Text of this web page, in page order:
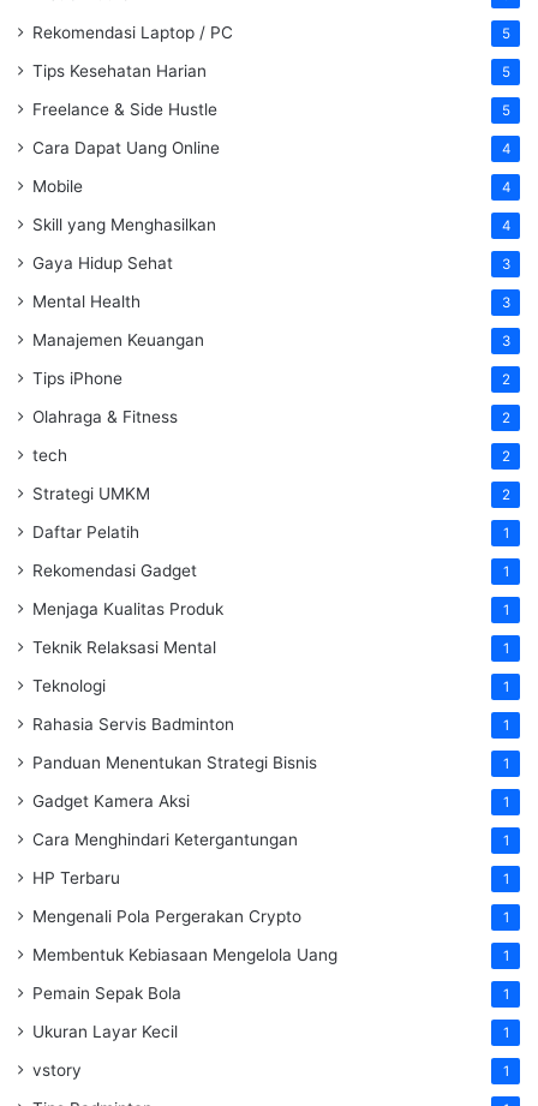
Rekomendasi Laptop / PC 5
Tips Kesehatan Harian 5
Freelance & Side Hustle 5
Cara Dapat Uang Online 4
Mobile 4
Skill yang Menghasilkan 4
Gaya Hidup Sehat 3
Mental Health 3
Manajemen Keuangan 3
Tips iPhone 2
Olahraga & Fitness 2
tech 2
Strategi UMKM 2
Daftar Pelatih 1
Rekomendasi Gadget 1
Menjaga Kualitas Produk 1
Teknik Relaksasi Mental 1
Teknologi 1
Rahasia Servis Badminton 1
Panduan Menentukan Strategi Bisnis 1
Gadget Kamera Aksi 1
Cara Menghindari Ketergantungan 1
HP Terbaru 1
Mengenali Pola Pergerakan Crypto 1
Membentuk Kebiasaan Mengelola Uang 1
Pemain Sepak Bola 1
Ukuran Layar Kecil 1
vstory 1